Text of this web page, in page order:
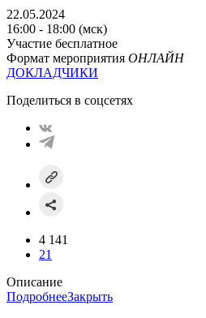
22.05.2024
16:00 - 18:00 (мск)
Участие бесплатное
Формат мероприятия ОНЛАЙН
ДОКЛАДЧИКИ
Поделиться в соцсетях
4 141
21
Описание
ПодробнееЗакрыть